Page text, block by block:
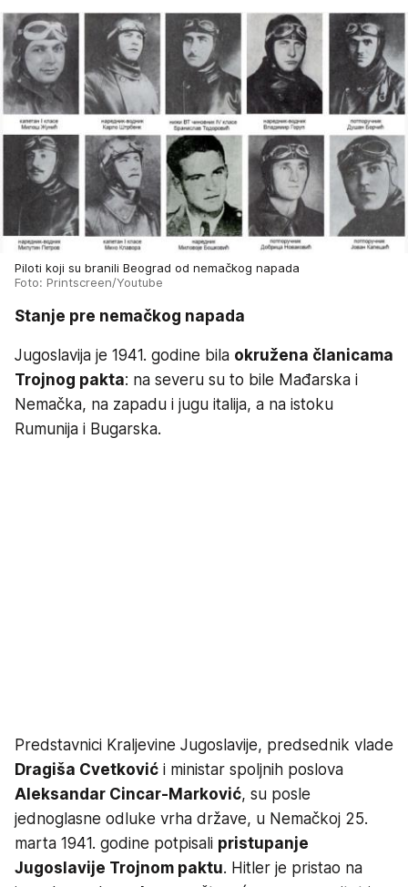
Piloti koji su branili Beograd od nemačkog napada
Foto: Printscreen/Youtube
Stanje pre nemačkog napada
Jugoslavija je 1941. godine bila okružena članicama
Trojnog pakta: na severu su to bile Mađarska i
Nemačka, na zapadu i jugu italija, a na istoku
Rumunija i Bugarska.
Predstavnici Kraljevine Jugoslavije, predsednik vlade
Dragiša Cvetković i ministar spoljnih poslova
Aleksandar Cincar-Marković, su posle
jednoglasne odluke vrha države, u Nemačkoj 25.
marta 1941. godine potpisali pristupanje
Jugoslavije Trojnom paktu. Hitler je pristao na